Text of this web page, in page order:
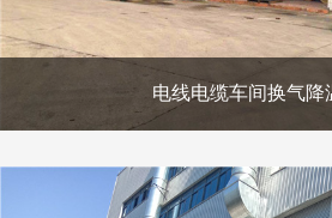
电线电缆车间换气降